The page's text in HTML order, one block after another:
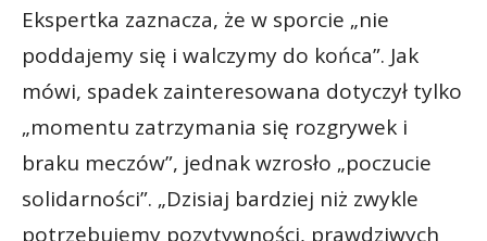
Ekspertka zaznacza, że w sporcie „nie
poddajemy się i walczymy do końca”. Jak
mówi, spadek zainteresowana dotyczył tylko
„momentu zatrzymania się rozgrywek i
braku meczów”, jednak wzrosło „poczucie
solidarności”. „Dzisiaj bardziej niż zwykle
potrzebujemy pozytywności, prawdziwych